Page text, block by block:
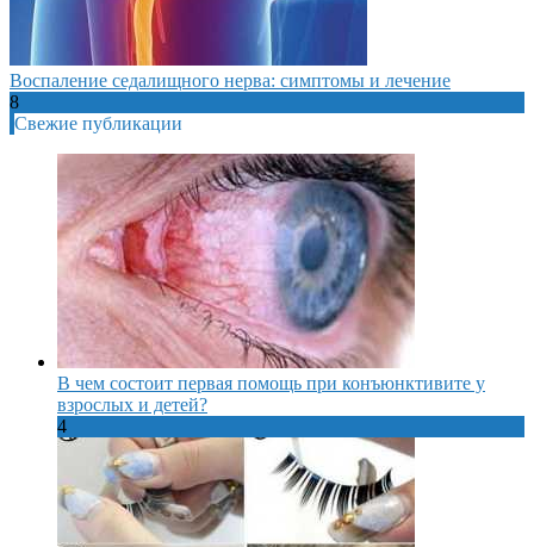
Воспаление седалищного нерва: симптомы и лечение
8
Свежие публикации
В чем состоит первая помощь при конъюнктивите у
взрослых и детей?
4